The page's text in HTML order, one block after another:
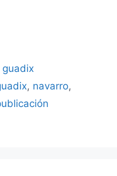
guadix
, navarro,